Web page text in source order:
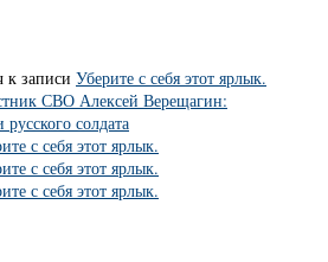
к записи Уберите с себя этот ярлык.
СВО Алексей Верещагин:
солдата
с себя этот ярлык.
с себя этот ярлык.
с себя этот ярлык.